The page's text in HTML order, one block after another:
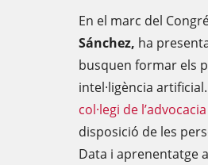
En el marc del
Sánchez, ha
busquen formar els
intel·ligència artificial.
col·legi de
disposició de les
Data i aprenentatge